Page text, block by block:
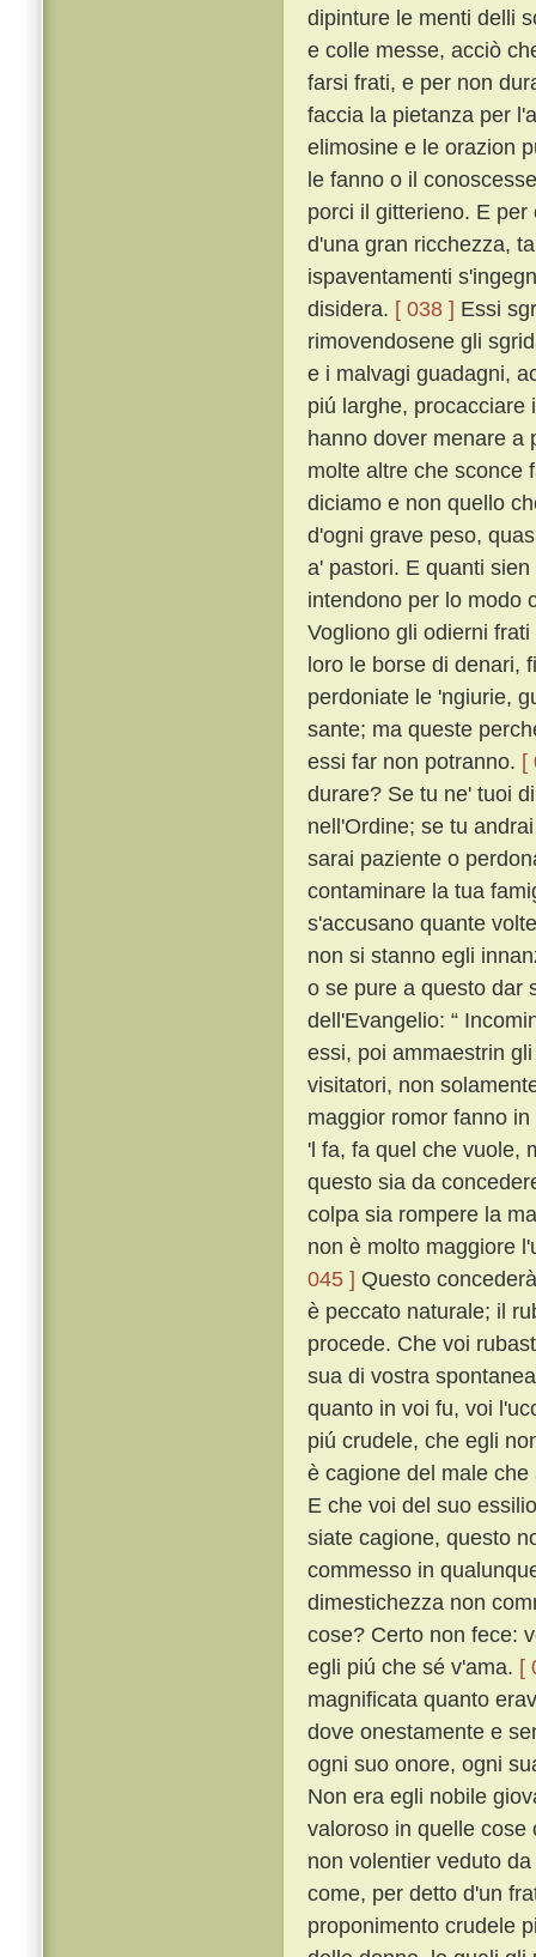
dipinture le menti delli
e colle messe, acciò
farsi frati, e per non
faccia la pietanza per
elimosine e le orazion
le fanno o il
porci il gitterieno. E
d'una gran ricchezza,
ispaventamenti
disidera. [ 038 ] Essi
rimovendosene gli
e i malvagi guadagni,
piú larghe, procacciare
hanno dover menare
molte altre che sconce
diciamo e non quello
d'ogni grave peso,
a' pastori. E quanti
intendono per lo modo
Vogliono gli odierni
loro le borse di denari,
perdoniate le 'ngiurie,
sante; ma queste
essi far non potranno. [
durare? Se tu ne' tuoi
nell'Ordine; se tu
sarai paziente o
contaminare la tua
s'accusano quante
non si stanno egli
o se pure a questo dar
dell'Evangelio: “
essi, poi ammaestrin
visitatori, non
maggior romor fanno
'l fa, fa quel che vuole,
questo sia da
colpa sia rompere la
non è molto maggiore
045 ] Questo
è peccato naturale; il
procede. Che voi
sua di vostra
quanto in voi fu, voi
piú crudele, che egli
è cagione del male
E che voi del suo
siate cagione, questo
commesso in
dimestichezza non
cose? Certo non fece:
egli piú che sé v'ama. [
magnificata quanto
dove onestamente e
ogni suo onore, ogni
Non era egli nobile
valoroso in quelle cose
non volentier veduto
come, per detto d'un
proponimento crudele